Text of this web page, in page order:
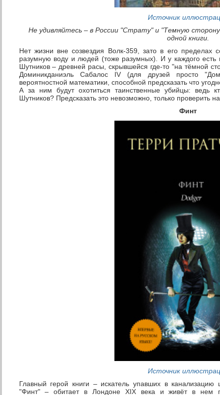
Источник
Не удивляйтесь – в России "Страту" и "Темную
одной книги.
Нет жизни вне созвездия Волк-359, зато в его пределах
разумную воду и людей (тоже разумных). И у каждого есть
Шутников – древней расы, скрывшейся где-то "на тёмной
Доминикданиэль Сабалос IV (для друзей просто
вероятностной математики, способной предсказать что
А за ним будут охотиться таинственные убийцы: ведь
Шутников? Предсказать это невозможно, только проверить
Финт
Источник
Главный герой книги – искатель упавших в канализацию
"Финт" – обитает в Лондоне XIX века и живёт в нем